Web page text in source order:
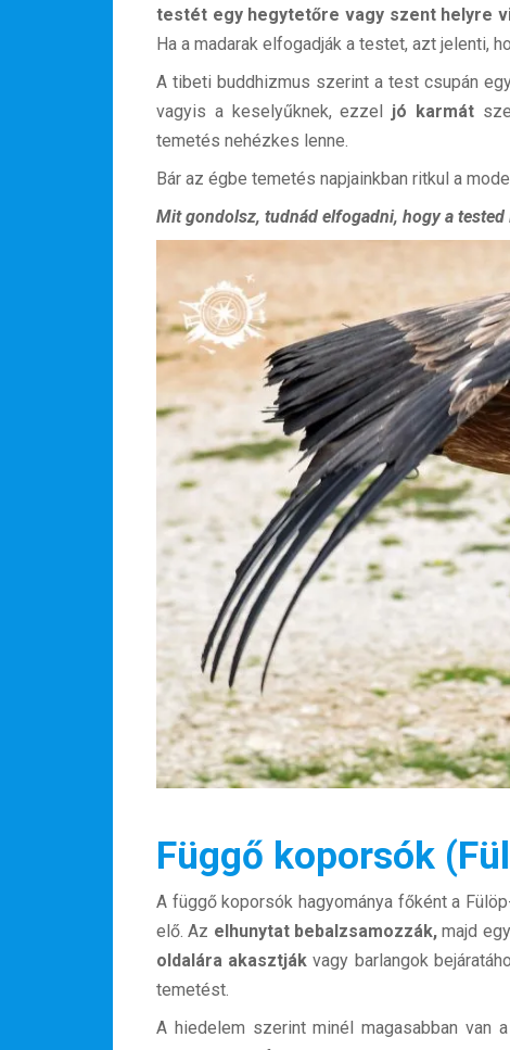
testét egy hegytetőre vagy szent helyre
Ha a madarak elfogadják a testet, azt jelenti,
A tibeti buddhizmus szerint a test csupán
vagyis a keselyűknek, ezzel jó karmát
temetés nehézkes lenne.
Bár az égbe temetés napjainkban ritkul a
Mit gondolsz, tudnád elfogadni, hogy a
Függő koporsók
A függő koporsók hagyománya főként a
elő. Az elhunytat bebalzsamozzák, majd
oldalára akasztják vagy barlangok
temetést.
A hiedelem szerint minél magasabban van